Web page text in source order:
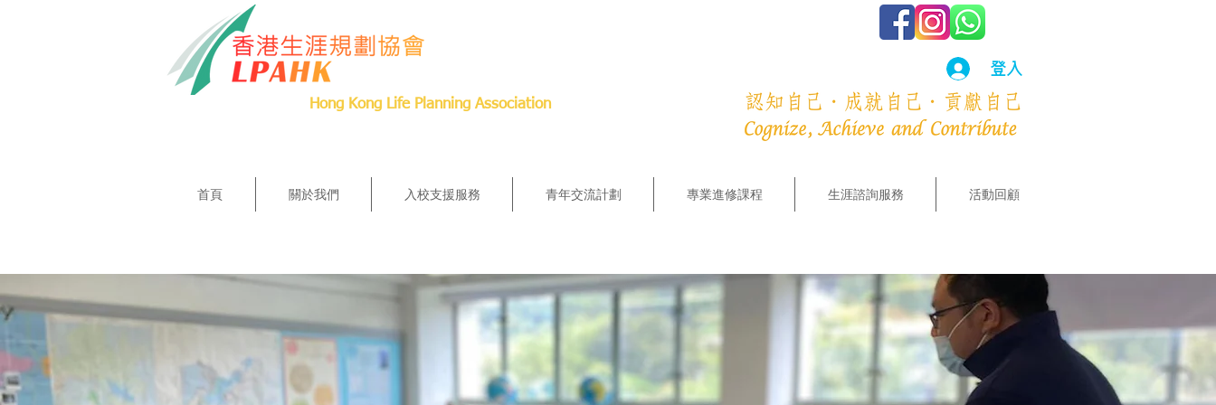
Hong Kong Life Planning Association
登入
首頁 關於我們 入校支援服務 青年交流計劃 專業進修課程 生涯諮詢服務 活動回顧